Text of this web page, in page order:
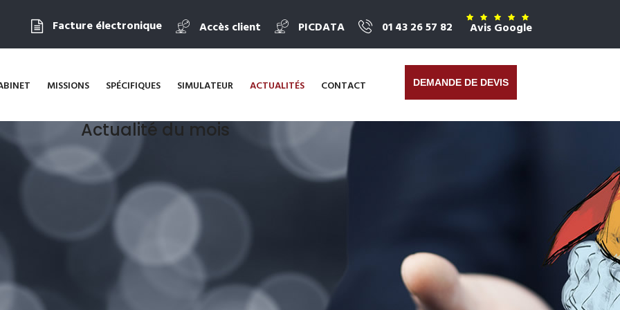
Facture électronique Accès client PICDATA 01 43 26 57 82 Avis Google
MISSIONS SPÉCIFIQUES SIMULATEUR ACTUALITÉS CONTACT DEMANDE DE DEVIS
Actualité du mois